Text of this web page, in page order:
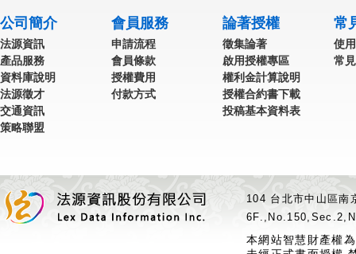
公司簡介
法源資訊
產品服務
資料庫說明
法源徵才
交通資訊
策略聯盟
會員服務
申請流程
會員條款
授權費用
付款方式
論著授權
徵集論著
啟用授權專區
權利金計算說明
授權合約書下載
投稿基本資料表
常
使
常
104 台北市中山區
本網站智慧財產權